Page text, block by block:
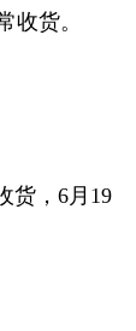
收货。
货，6月19